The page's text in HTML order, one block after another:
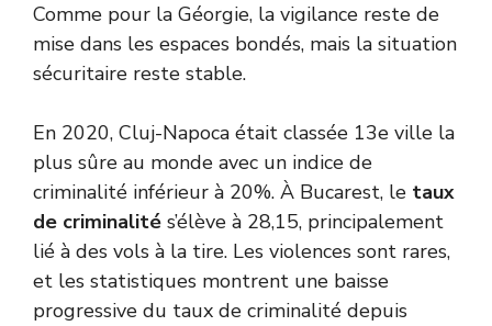
Comme pour la Géorgie, la vigilance reste de
mise dans les espaces bondés, mais la situation
sécuritaire reste stable.
En 2020, Cluj-Napoca était classée 13e ville la
plus sûre au monde avec un indice de
criminalité inférieur à 20%. À Bucarest, le taux
de criminalité s’élève à 28,15, principalement
lié à des vols à la tire. Les violences sont rares,
et les statistiques montrent une baisse
progressive du taux de criminalité depuis